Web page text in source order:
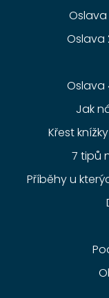
Oslava
Oslava
Oslava
Jak
Křest
7 tipů
Příběhy u